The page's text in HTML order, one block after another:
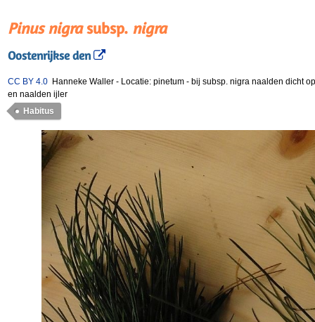
Pinus nigrasubsp. nigra
Oostenrijkse den
CC BY 4.0 Hanneke Waller - Locatie: pinetum - bij subsp. nigra naalden dicht
en naalden ijler
Habitus